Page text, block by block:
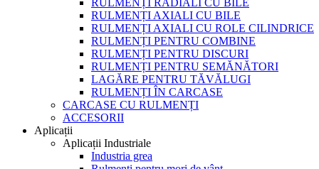
RULMENȚI RADIALI CU BILE
RULMENȚI AXIALI CU BILE
RULMENȚI AXIALI CU ROLE CILINDRICE
RULMENȚI PENTRU COMBINE
RULMENȚI PENTRU DISCURI
RULMENȚI PENTRU SEMĂNĂTORI
LAGĂRE PENTRU TĂVĂLUGI
RULMENȚI ÎN CARCASE
CARCASE CU RULMENȚI
ACCESORII
Aplicații
Aplicații Industriale
Industria grea